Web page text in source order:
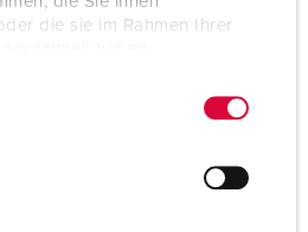
die sie im Rahmen Ihrer